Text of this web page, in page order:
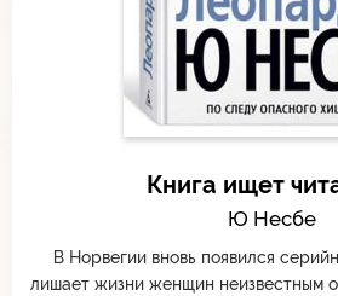
Книга ищет
Ю Несбе
В Норвегии вновь появился
лишает жизни женщин неизвестным